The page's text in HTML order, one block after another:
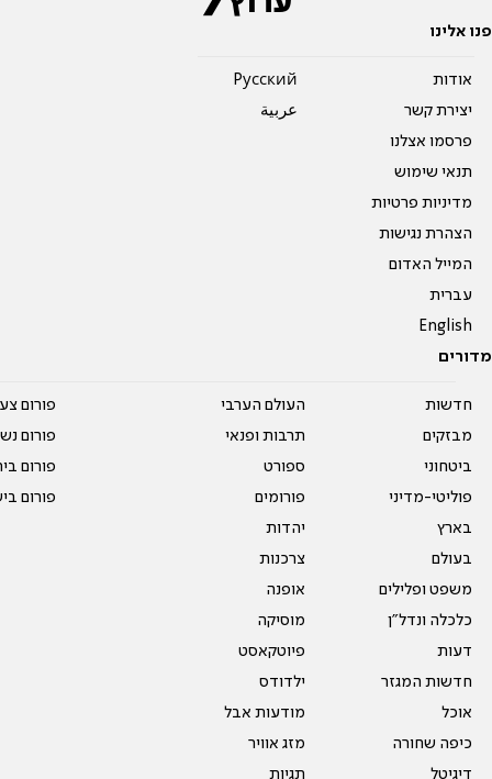
פנו אלינו
אודות
יצירת קשר
פרסמו אצלנו
תנאי שימוש
מדיניות פרטיות
הצהרת נגישות
המייל האדום
עברית
English
Pусский
عربية
מדורים
חדשות
מבזקים
ביטחוני
פוליטי-מדיני
בארץ
בעולם
משפט ופלילים
כלכלה ונדל"ן
דעות
חדשות המגזר
אוכל
כיפה שחורה
דיגיטל
העולם הערבי
תרבות ופנאי
ספורט
פורומים
יהדות
צרכנות
אופנה
מוסיקה
פיוטקאסט
ילדודס
מודעות אבל
מזג אוויר
תגיות
פורום
פורום
פורום
פורום